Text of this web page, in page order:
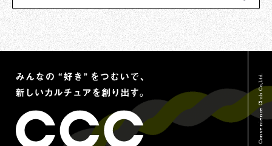
報道関連・ご取材等について
その他のお問い合わせ
TSUTAYAについて
蔦屋書店について
© Culture Convenience Club Co.,Ltd.